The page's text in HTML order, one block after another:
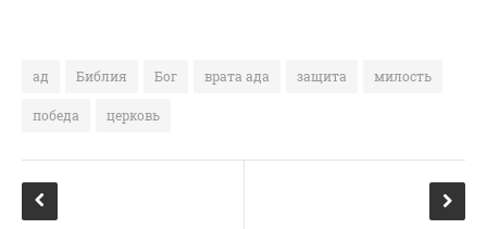
Книги
Мини-Проповеди
a
e
b
o
d
o
kl
a
K
te
ад Библия Бог врата ада защита милость
победа церковь